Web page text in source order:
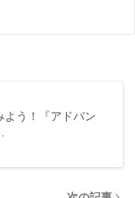
よう！『アドバン